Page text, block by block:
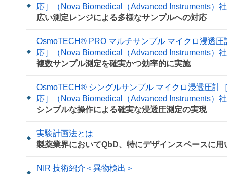
応］（Nova Biomedical（Advanced Instruments）
広い測定レンジによる多様なサンプルへの対応
OsmoTECH® PRO マルチサンプル マイクロ浸透
応］（Nova Biomedical（Advanced Instruments）
複数サンプル測定を確実かつ効率的に実施
OsmoTECH® シングルサンプル マイクロ浸透圧計
応］（Nova Biomedical（Advanced Instruments）
シンプルな操作による確実な浸透圧測定の実現
実験計画法とは
製薬業界においてQbD、特にデザインスペースに
NIR 技術紹介＜異物検出＞